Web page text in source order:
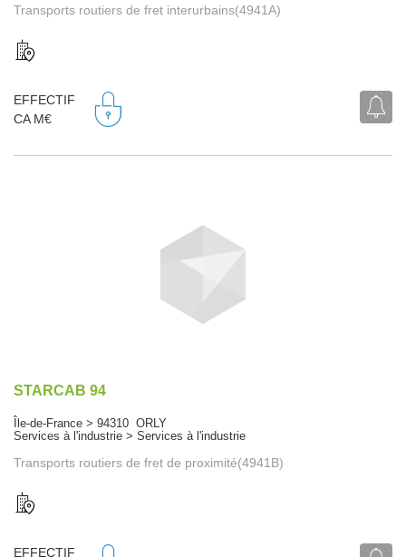
Transports routiers de fret interurbains(4941A)
EFFECTIF
CA M€
STARCAB 94
Île-de-France > 94310 ORLY
Services à l'industrie > Services à l'industrie
Transports routiers de fret de proximité(4941B)
EFFECTIF